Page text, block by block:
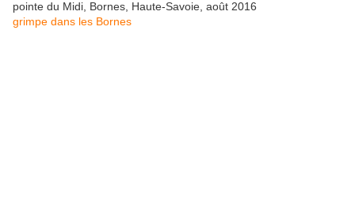
pointe du Midi, Bornes, Haute-Savoie, août 2016
grimpe dans les Bornes